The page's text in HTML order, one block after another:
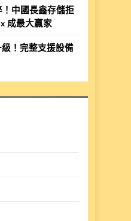
中國長鑫存儲拒
成最大贏家
！完整支援設備